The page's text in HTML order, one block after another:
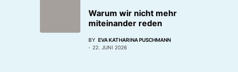
Warum wir nicht mehr
miteinander reden
BY EVA KATHARINA PUSCHMANN
22. JUNI 2026